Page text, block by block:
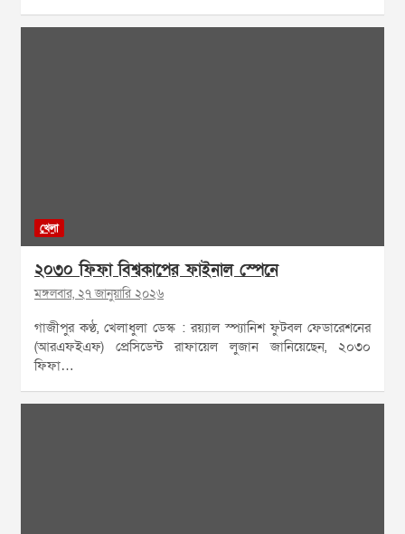
খেলা
২০৩০ ফিফা বিশ্বকাপের ফাইনাল স্পেনে
মঙ্গলবার, ২৭ জানুয়ারি ২০২৬
গাজীপুর কণ্ঠ, খেলাধুলা ডেস্ক : রয়্যাল স্প্যানিশ ফুটবল ফেডারেশনের
(আরএফইএফ) প্রেসিডেন্ট রাফায়েল লুজান জানিয়েছেন, ২০৩০
ফিফা…